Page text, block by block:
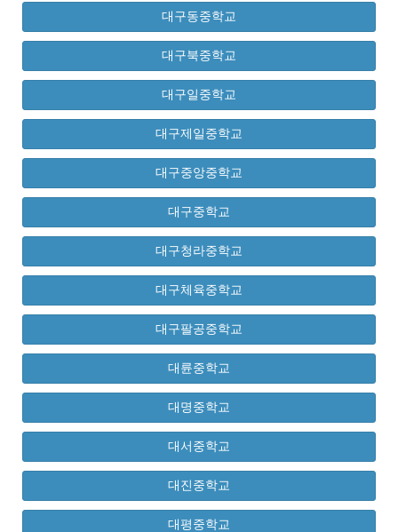
대구동중학교
대구북중학교
대구일중학교
대구제일중학교
대구중앙중학교
대구중학교
대구청라중학교
대구체육중학교
대구팔공중학교
대륜중학교
대명중학교
대서중학교
대진중학교
대평중학교